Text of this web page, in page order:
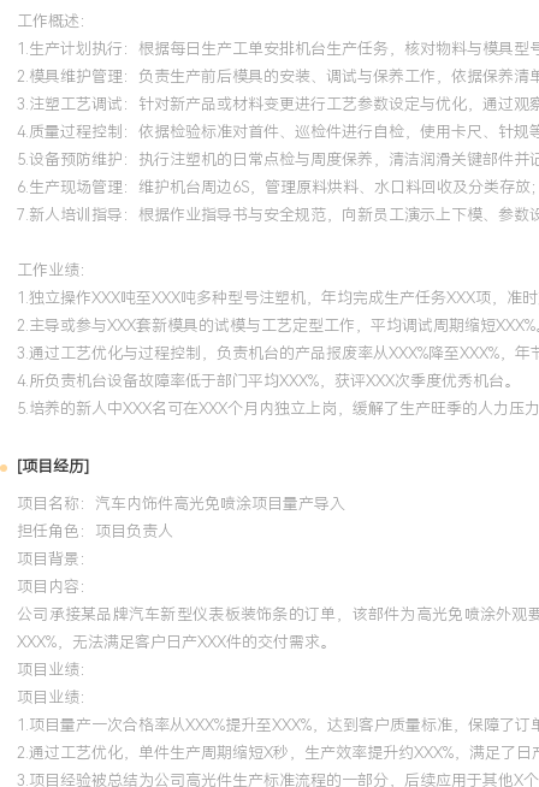
工作概述：
1.生产计划执行：根据每日生产工单安排机台生产任务，核对物料与模具
2.模具维护管理：负责生产前后模具的安装、调试与保养工作，依据保养
3.注塑工艺调试：针对新产品或材料变更进行工艺参数设定与优化，通过
4.质量过程控制：依据检验标准对首件、巡检件进行自检，使用卡尺、针
5.设备预防维护：执行注塑机的日常点检与周度保养，清洁润滑关键部件
6.生产现场管理：维护机台周边6S，管理原料烘料、水口料回收及分类存
7.新人培训指导：根据作业指导书与安全规范，向新员工演示上下模、参
工作业绩：
1.独立操作XXX吨至XXX吨多种型号注塑机，年均完成生产任务XXX项，准
2.主导或参与XXX套新模具的试模与工艺定型工作，平均调试周期缩短XXX%
3.通过工艺优化与过程控制，负责机台的产品报废率从XXX%降至XXX%，年
4.所负责机台设备故障率低于部门平均XXX%，获评XXX次季度优秀机台。
5.培养的新人中XXX名可在XXX个月内独立上岗，缓解了生产旺季的人力压
[项目经历]
项目名称：汽车内饰件高光免喷涂项目量产导入
担任角色： 项目负责人
项目背景：
项目内容：
公司承接某品牌汽车新型仪表板装饰条的订单，该部件为高光免喷涂外
XXX%，无法满足客户日产XXX件的交付需求。
项目业绩：
项目业绩：
1.项目量产一次合格率从XXX%提升至XXX%，达到客户质量标准，保障了订
2.通过工艺优化，单件生产周期缩短X秒，生产效率提升约XXX%，满足了日
3.项目经验被总结为公司高光件生产标准流程的一部分，后续应用于其他X